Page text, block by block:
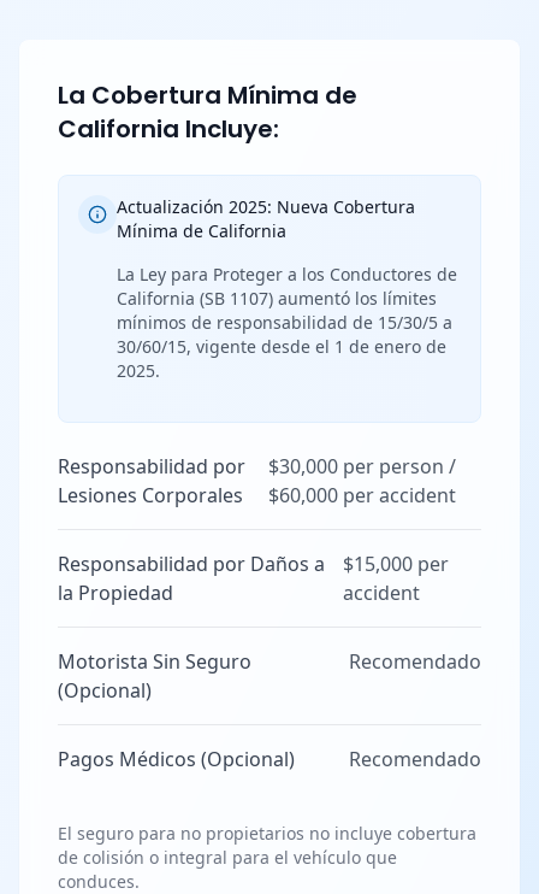
La Cobertura Mínima de
California Incluye:
Actualización 2025: Nueva Cobertura
Mínima de California
La Ley para Proteger a los Conductores de
California (SB 1107) aumentó los límites
mínimos de responsabilidad de 15/30/5 a
30/60/15, vigente desde el 1 de enero de
2025.
Responsabilidad por
Lesiones Corporales
$30,000 per person /
$60,000 per accident
Responsabilidad por Daños a
la Propiedad
$15,000 per
accident
Motorista Sin Seguro
(Opcional)
Recomendado
Pagos Médicos (Opcional) Recomendado
El seguro para no propietarios no incluye cobertura
de colisión o integral para el vehículo que
conduces.